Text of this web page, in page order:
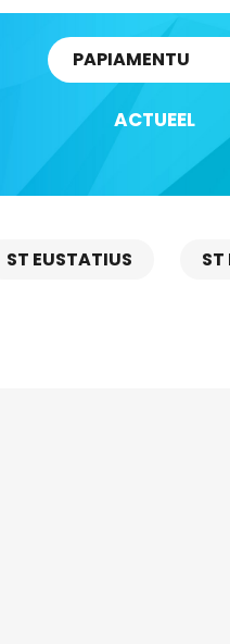
PAPIAMENTU
ACTUEEL
ST EUSTATIUS ST